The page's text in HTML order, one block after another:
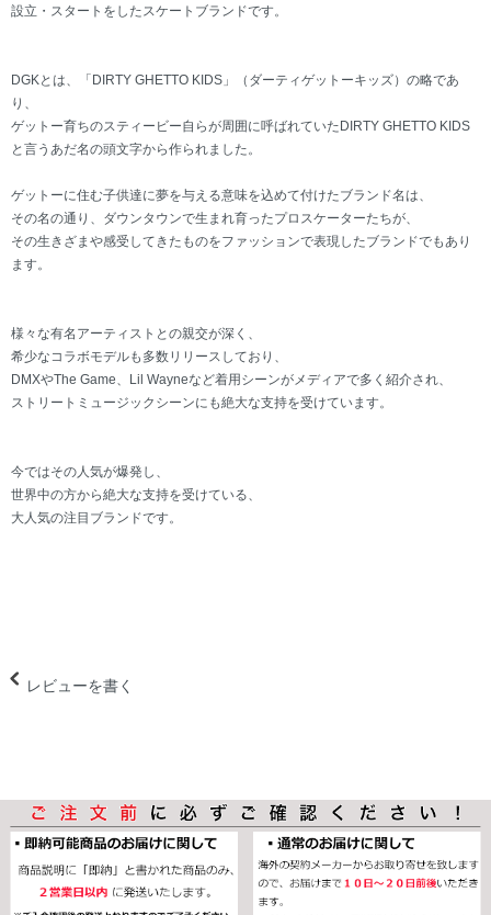
設立・スタートをしたスケートブランドです。
DGKとは、「DIRTY GHETTO KIDS」（ダーティゲットーキッズ）の略であ
り、
ゲットー育ちのスティービー自らが周囲に呼ばれていたDIRTY GHETTO KIDS
と言うあだ名の頭文字から作られました。
ゲットーに住む子供達に夢を与える意味を込めて付けたブランド名は、
その名の通り、ダウンタウンで生まれ育ったプロスケーターたちが、
その生きざまや感受してきたものをファッションで表現したブランドでもあり
ます。
様々な有名アーティストとの親交が深く、
希少なコラボモデルも多数リリースしており、
DMXやThe Game、Lil Wayneなど着用シーンがメディアで多く紹介され、
ストリートミュージックシーンにも絶大な支持を受けています。
今ではその人気が爆発し、
世界中の方から絶大な支持を受けている、
大人気の注目ブランドです。
レビューを書く